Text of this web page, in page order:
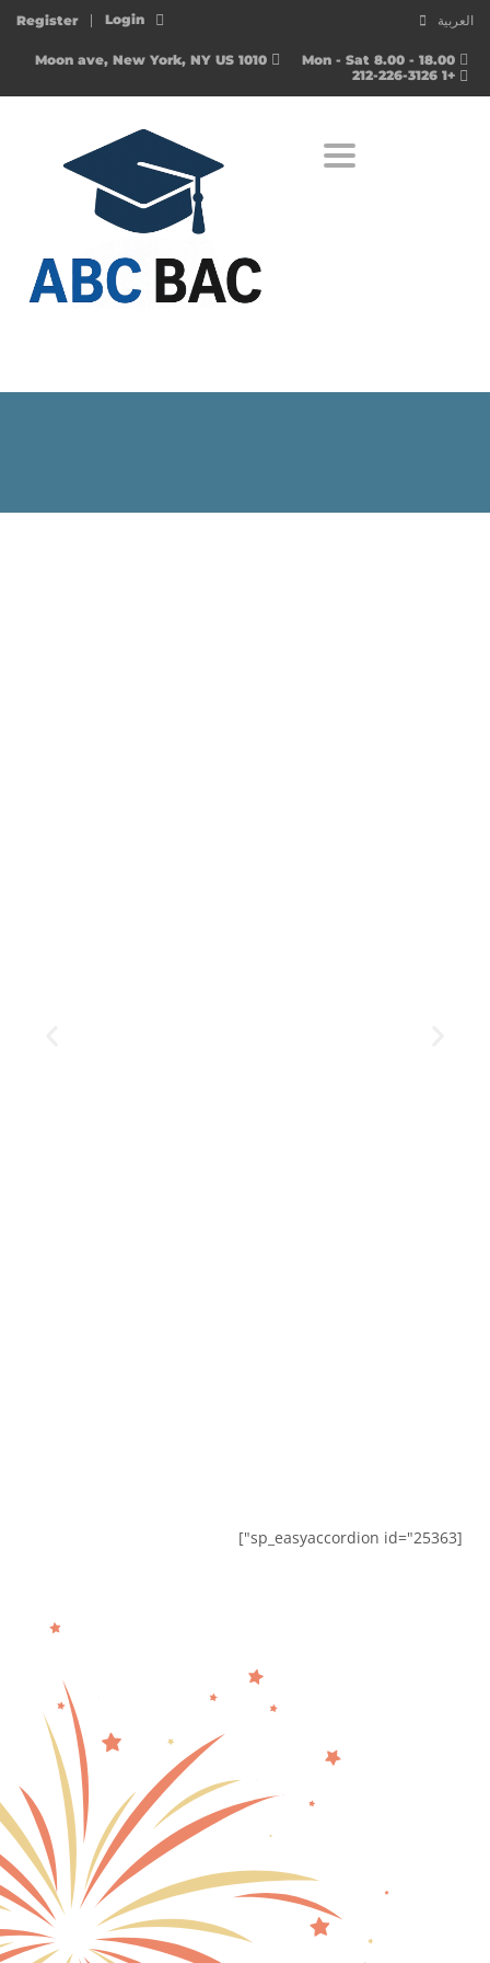
العربية Login
Register
+1 212-226-3126
Toggle navigation
[sp_easyaccordion id="25363"]